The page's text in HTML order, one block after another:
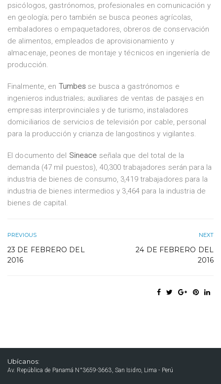
psicólogos, gastrónomos, profesionales en comunicación y
en geología; pero también se busca peones agrícolas,
embaladores o empaquetadores, obreros de conservación
de alimentos, empleados de aprovisionamiento y
almacenaje, peones de montaje y técnicos en ingeniería de
producción.
Finalmente, en Tumbes se busca a gastrónomos e
ingenieros industriales; auxiliares de ventas de pasajes en
empresas interprovinciales y de turismo, instaladores
domiciliarios de servicios de televisión por cable, personal
para la producción y crianza de langostinos y vigilantes.
El documento del Sineace señala que del total de la
demanda (47 mil puestos), 40,300 trabajadores serán para la
industria de bienes de consumo, 3,419 trabajadores para la
industria de bienes intermedios y 3,464 para la industria de
bienes de capital.
PREVIOUS
23 DE FEBRERO DEL
2016
NEXT
24 DE FEBRERO DEL
2016
Ubícanos:
Av. República de Panamá N°3659-3663, San Isidro, Lima - Perú